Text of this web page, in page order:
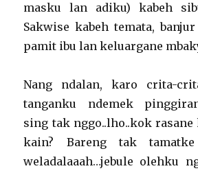
masku lan adiku) kabeh
Sakwise kabeh temata,
pamit ibu lan keluargane
Nang ndalan, karo crita-
tanganku ndemek
sing tak nggo..lho..kok
kain? Bareng tak
weladalaaah…jebule olehku